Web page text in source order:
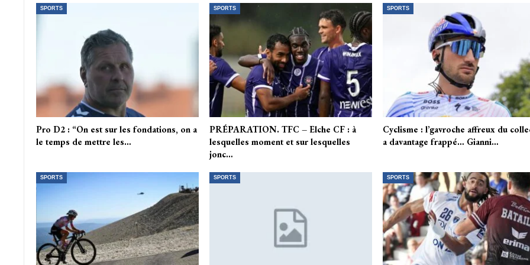
SPORTS
Pro D2 : “On est sur les fondations, on a
le temps de mettre les…
SPORTS
PRÉPARATION. TFC – Elche CF : à
lesquelles moment et sur lesquelles
jonc…
SPORTS
Cyclisme : l’gavroche affreux du
a davantage frappé… Gianni…
SPORTS SPORTS SPORTS